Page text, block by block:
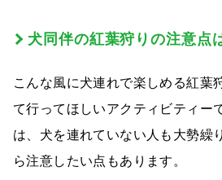
犬同伴の紅葉狩りの注意点
こんな風に犬連れで楽しめる紅葉
て行ってほしいアクティビティー
は、犬を連れていない人も大勢繰
ら注意したい点もあります。